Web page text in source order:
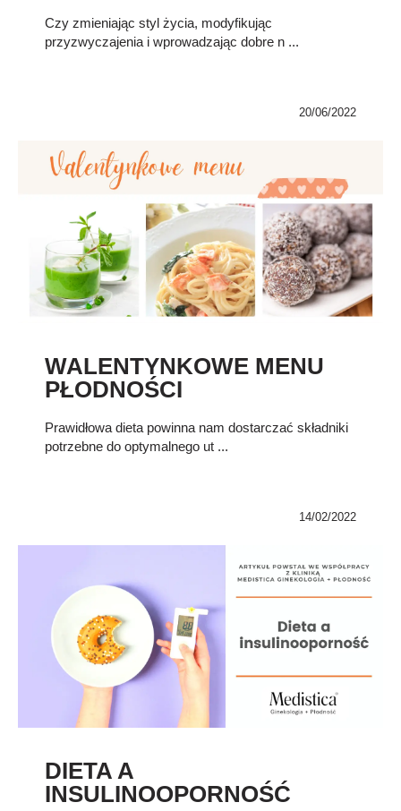
Czy zmieniając styl życia, modyfikując
przyzwyczajenia i wprowadzając dobre n ...
20/06/2022
WALENTYNKOWE MENU
PŁODNOŚCI
Prawidłowa dieta powinna nam dostarczać składniki
potrzebne do optymalnego ut ...
14/02/2022
DIETA A
INSULINOOPORNOŚĆ